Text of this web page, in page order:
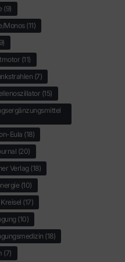
(9)
Monos(11)
(11)
(7)
(15)
Eula (18)
(20)
Verlag(18)
(10)
(17)
(10)
(18)
(7)